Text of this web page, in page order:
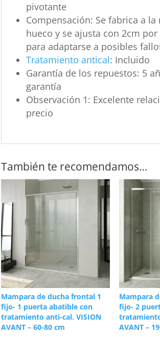
pivotante
Compensación: Se fabrica a la
hueco y se ajusta con 2cm
para adaptarse a posibles
Tratamiento antical: Incluido
Garantía de los repuestos: 5
garantía
Observación 1: Excelente
precio
También te recomendamos…
Mampara de ducha frontal 1
fijo- 1 puerta abatible con
tratamiento anti-cal. VISION
AVANT – 60-80 cm
Mampara
fijo- 2
AVANT –